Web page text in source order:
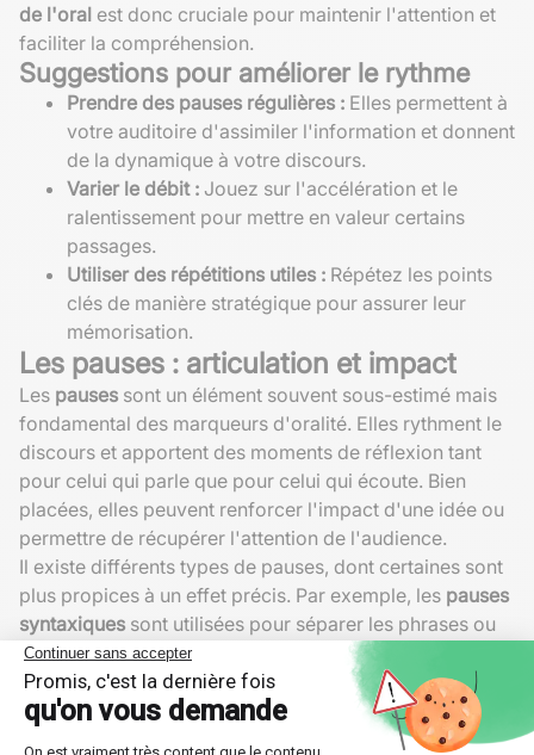
de l'oral est donc cruciale pour maintenir l'attention et
faciliter la compréhension.
Suggestions pour améliorer le rythme
Prendre des pauses régulières : Elles permettent à
votre auditoire d'assimiler l'information et donnent
de la dynamique à votre discours.
Varier le débit : Jouez sur l'accélération et le
ralentissement pour mettre en valeur certains
passages.
Utiliser des répétitions utiles : Répétez les points
clés de manière stratégique pour assurer leur
mémorisation.
Les pauses : articulation et impact
Les pauses sont un élément souvent sous-estimé mais
fondamental des marqueurs d'oralité. Elles rythment le
discours et apportent des moments de réflexion tant
pour celui qui parle que pour celui qui écoute. Bien
placées, elles peuvent renforcer l'impact d'une idée ou
permettre de récupérer l'attention de l'audience.
Il existe différents types de pauses, dont certaines sont
plus propices à un effet précis. Par exemple, les pauses
syntaxiquessont utilisées pour séparer les phrases ou
parties de phrases, facilitant ainsi la compréhension
structurée du discours.
Comprendre et utiliser les pauses
Une pause bien utilisée peut souligner un point